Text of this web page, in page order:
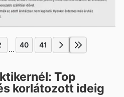
... 40 41
Top
korlátozott ideig